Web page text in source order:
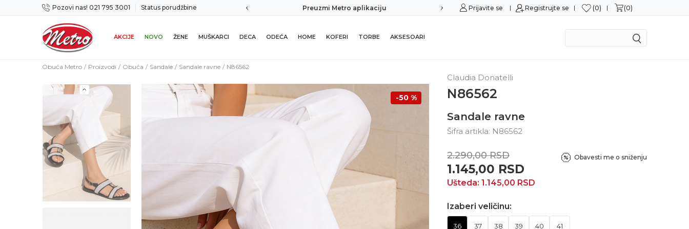
Pozovi nas! 021 795 3001 Status porudžbine
u roku od 14 dana Preuzmi Metro aplikaciju Sigurno plaćanje platnim karticama Mogućnost zamene u roku od 14 dana
Prijavite se Registrujte se 0 0
AKCIJE NOVO ŽENE MUŠKARCI DECA ODEĆA HOME KOFERI TORBE AKSESOARI
Obuća Metro Proizvodi Obuća Sandale Sandale ravne N86562
-50 %
Claudia Donatelli
N86562
Sandale ravne
Šifra artikla: N86562
2.290,00 RSD
1.145,00 RSD
Ušteda: 1.145,00 RSD
Obavesti me o sniženju
Izaberi veličinu:
36 37 38 39 40 41